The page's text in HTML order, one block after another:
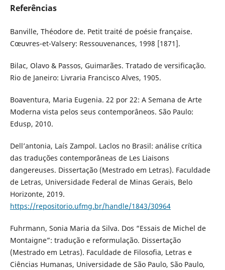
Referências
Banville, Théodore de. Petit traité de poésie française.
Cœuvres-et-Valsery: Ressouvenances, 1998 [1871].
Bilac, Olavo & Passos, Guimarães. Tratado de versificação.
Rio de Janeiro: Livraria Francisco Alves, 1905.
Boaventura, Maria Eugenia. 22 por 22: A Semana de Arte
Moderna vista pelos seus contemporâneos. São Paulo:
Edusp, 2010.
Dell’antonia, Laís Zampol. Laclos no Brasil: análise crítica
das traduções contemporâneas de Les Liaisons
dangereuses. Dissertação (Mestrado em Letras). Faculdade
de Letras, Universidade Federal de Minas Gerais, Belo
Horizonte, 2019.
https://repositorio.ufmg.br/handle/1843/30964
Fuhrmann, Sonia Maria da Silva. Dos “Essais de Michel de
Montaigne”: tradução e reformulação. Dissertação
(Mestrado em Letras). Faculdade de Filosofia, Letras e
Ciências Humanas, Universidade de São Paulo, São Paulo,